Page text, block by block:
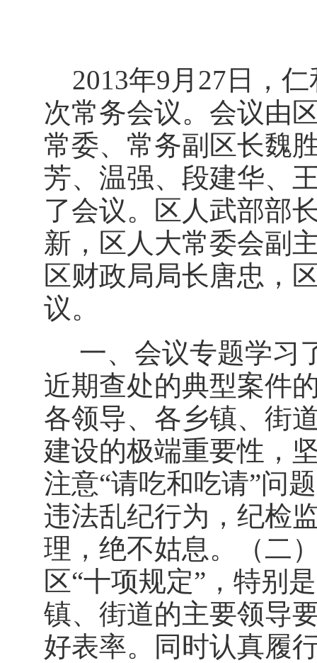
2013年9月27日
，
次常务会议。会议由
常委、常务副区长魏
芳、温强、段建华、
了会议。区人武部部
新，区人大常委会副
区财政局局长唐忠，
议。
一、会议专题学习
近期查处的典型案件
各领导、各乡镇、街
建设的极端重要性，
注意“请吃和吃请”问
违法乱纪行为，纪检
理，绝不姑息。（二
区“十项规定”，特别
镇、街道的主要领导
好表率。同时认真履